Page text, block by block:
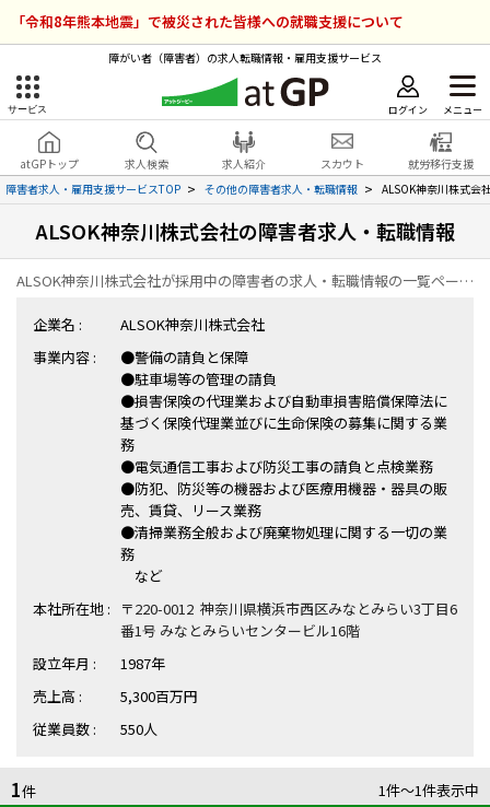
「令和8年熊本地震」で被災された皆様への就職支援について
障がい者（障害者）の求人転職情報・雇用支援サービス
サービス ログイン メニュー
atGPトップ 求人検索 求人紹介 スカウト
就労移行支援
障害者求人・雇用支援サービスTOP
その他の障害者求人・転職情報 ALSOK神奈川株式会
ALSOK神奈川株式会社の障害者求人・転職情報
ALSOK神奈川株式会社が採用中の障害者の求人・転職情報の一覧ページです。
企業名 :
ALSOK神奈川株式会社
事業内容 :
●警備の請負と保障
●駐車場等の管理の請負
●損害保険の代理業および自動車損害賠償保障法に
基づく保険代理業並びに生命保険の募集に関する業
務
●電気通信工事および防災工事の請負と点検業務
●防犯、防災等の機器および医療用機器・器具の販
売、賃貸、リース業務
●清掃業務全般および廃棄物処理に関する一切の業
務
など
本社所在地 :
〒220-0012 神奈川県横浜市西区みなとみらい3丁目6
番1号 みなとみらいセンタービル16階
設立年月 :
1987年
売上高 :
5,300百万円
従業員数 :
550人
1件
1件〜1件表示中
障害者雇用のアットジーピー
サービスラインナップ
就転職支援サービス
障害者専門の就転職支援サービス
障害者アスリート専門の就転職支援サービス
ハイスキルな障害者の転職支援サービス
障害のある新卒学生専門の就職エージェントサービス
求人検索・スカウトサービス
ログイン 会員登録 無料
atGPトップ
求人を検索する
求人を紹介してもらう
スカウトを受ける
就労移行支援サービス
就職・転職ノウハウ
お問い合わせ・よくある質問